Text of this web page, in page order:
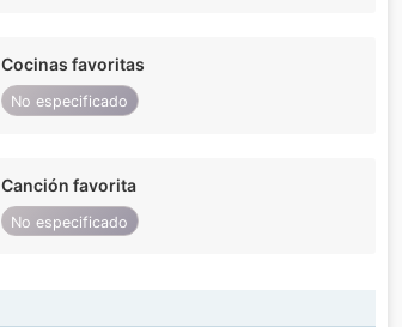
Cocinas favoritas
No especificado
Canción favorita
No especificado